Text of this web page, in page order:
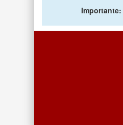
Importante: